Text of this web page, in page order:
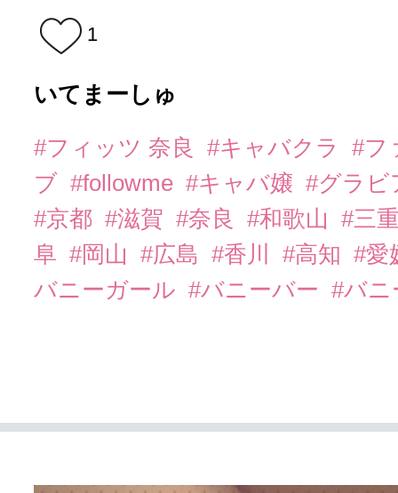
1
いてまーしゅ
#フィッツ 奈良 #キャバクラ
#フ
ブ #followme #キャバ嬢 #グラ
#京都 #滋賀 #奈良 #和歌山
#三
阜 #岡山 #広島 #香川 #高知 #愛
バニーガール #バニーバー #バ